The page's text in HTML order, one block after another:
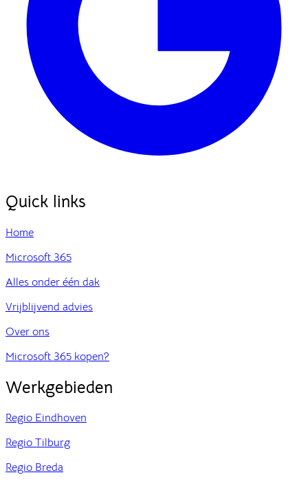
Quick links
Home
Microsoft 365
Alles onder één dak
Vrijblijvend advies
Over ons
Microsoft 365 kopen?
Werkgebieden
Regio Eindhoven
Regio Tilburg
Regio Breda